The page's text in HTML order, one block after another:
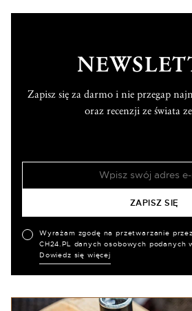
Zapisz się za darmo i nie przegap
oraz recenzji ze świata
Wyrażam zgodę na przetwarzanie
CH24.PL danych osobowych podanych
Dowiedz się więcej